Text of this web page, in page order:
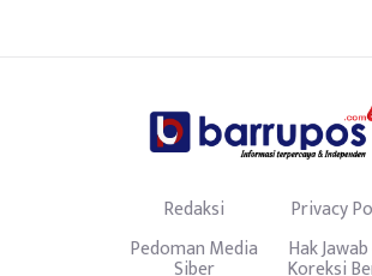
Redaksi
Privacy
Pedoman Media
Siber
Hak
Koreksi